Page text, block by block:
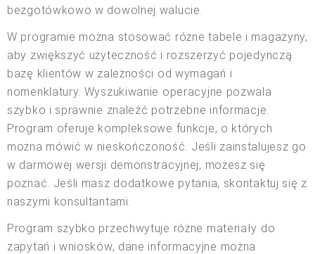
bezgotówkowo w dowolnej walucie.
W programie można stosować różne tabele i magazyny,
aby zwiększyć użyteczność i rozszerzyć pojedynczą
bazę klientów w zależności od wymagań i
nomenklatury. Wyszukiwanie operacyjne pozwala
szybko i sprawnie znaleźć potrzebne informacje.
Program oferuje kompleksowe funkcje, o których
można mówić w nieskończoność. Jeśli zainstalujesz go
w darmowej wersji demonstracyjnej, możesz się
poznać. Jeśli masz dodatkowe pytania, skontaktuj się z
naszymi konsultantami.
Program szybko przechwytuje różne materiały do
zapytań i wniosków, dane informacyjne można